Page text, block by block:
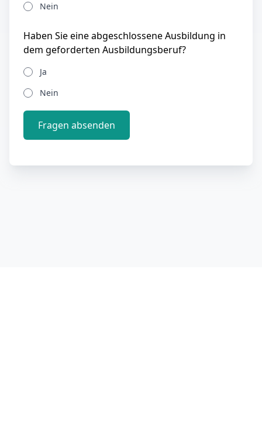
Nein
Haben Sie eine abgeschlossene Ausbildung in
dem geforderten Ausbildungsberuf?
Ja
Nein
Fragen absenden